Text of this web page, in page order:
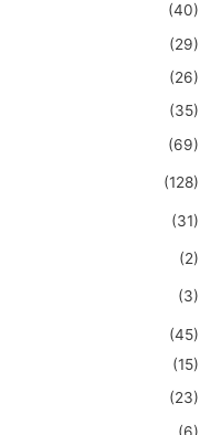
(40)
(29)
(26)
(35)
(69)
(128)
(31)
(2)
(3)
(45)
(15)
(23)
(6)